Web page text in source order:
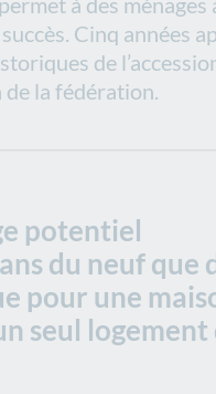
Cinq années
de
de la fédération.
potentiel
du neuf que
pour une
seul logement